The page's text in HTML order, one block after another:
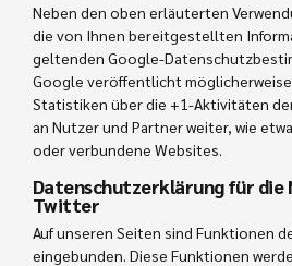
Neben den oben erläuterten
die von Ihnen bereitgestellten
geltenden Google-
Google veröffentlicht
Statistiken über die +1-Aktivitäten
an Nutzer und Partner weiter, wie
oder verbundene Websites.
Datenschutzerklärung für die
Twitter
Auf unseren Seiten sind Funktionen
eingebunden. Diese Funktionen